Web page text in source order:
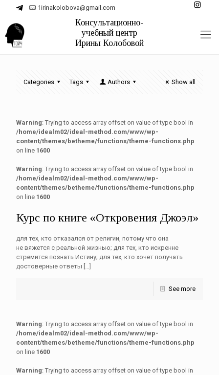
1irinakolobova@gmail.com
Categories Tags Authors Show all
Warning: Trying to access array offset on value of type bool in
/home/idealm02/ideal-method.com/www/wp-
content/themes/betheme/functions/theme-functions.php
on line 1600
Warning: Trying to access array offset on value of type bool in
/home/idealm02/ideal-method.com/www/wp-
content/themes/betheme/functions/theme-functions.php
on line 1600
Курс по книге «Откровения Джоэл»
для тех, кто отказался от религии, потому что она
не вяжется с реальной жизнью; для тех, кто искренне
стремится познать Истину; для тех, кто хочет получать
достоверные ответы […]
See more
Warning: Trying to access array offset on value of type bool in
/home/idealm02/ideal-method.com/www/wp-
content/themes/betheme/functions/theme-functions.php
on line 1600
Warning: Trying to access array offset on value of type bool in